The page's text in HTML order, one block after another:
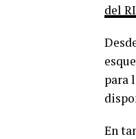
del
para
En